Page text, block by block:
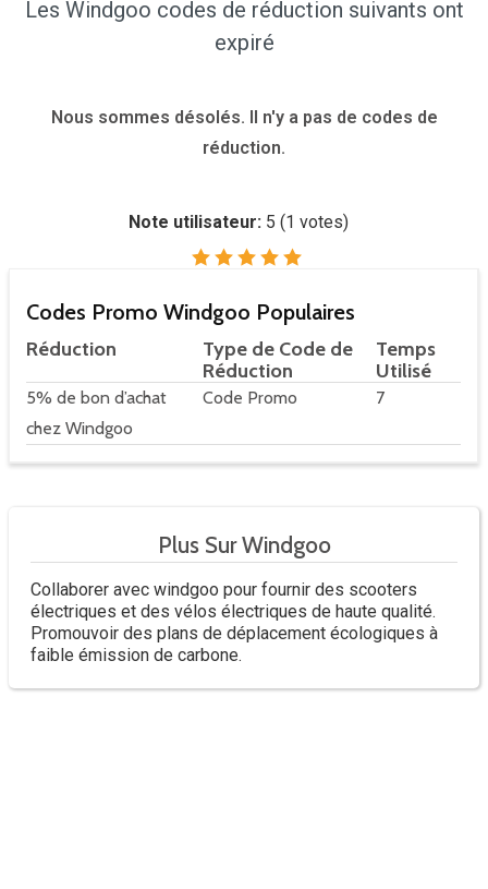
Les Windgoo codes de réduction suivants ont
expiré
Nous sommes désolés. Il n'y a pas de codes de
réduction.
Note utilisateur: 5 (1 votes)
Codes Promo Windgoo Populaires
Réduction
Type de Code de
Réduction
Temps
Utilisé
5% de bon d’achat
chez Windgoo
Code Promo 7
Plus Sur Windgoo
Collaborer avec windgoo pour fournir des scooters
électriques et des vélos électriques de haute qualité.
Promouvoir des plans de déplacement écologiques à
faible émission de carbone.